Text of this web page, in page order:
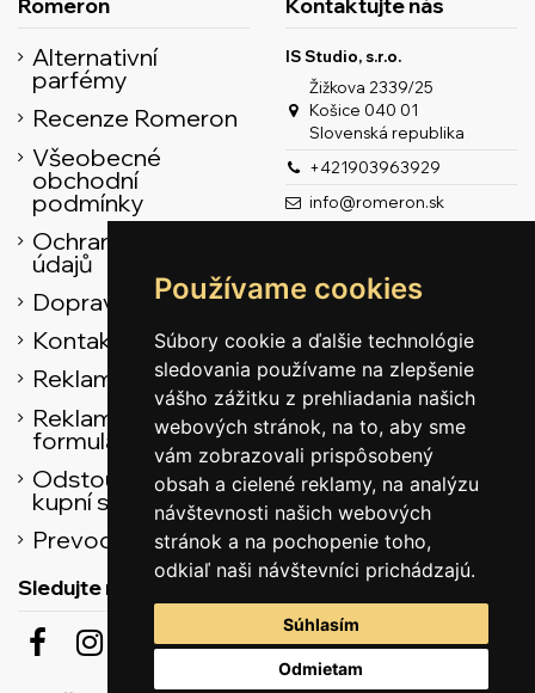
Používame cookies
Súbory cookie a ďalšie technológie
sledovania používame na zlepšenie
vášho zážitku z prehliadania našich
webových stránok, na to, aby sme
vám zobrazovali prispôsobený
obsah a cielené reklamy, na analýzu
návštevnosti našich webových
stránok a na pochopenie toho,
odkiaľ naši návštevníci prichádzajú.
Súhlasím
Odmietam
Romeron
Alternativní
parfémy
Recenze Romeron
Všeobecné
obchodní
podmínky
Ochrana osobních
údajů
Doprava
Kontaktní údaje
Reklamační řád
Reklamačný
formulár
Odstoupení od
kupní smlouvy
Prevodník
Kontaktujte nás
IS Studio, s.r.o.
Žižkova 2339/25
Košice 040 01
Slovenská republika
+421903963929
info@romeron.sk
Sledujte nás